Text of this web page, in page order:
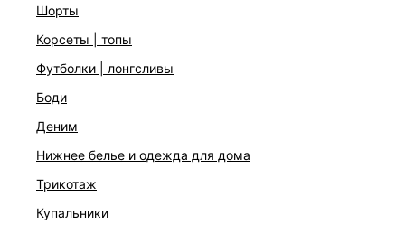
шорты
корсеты | топы
футболки | лонгсливы
боди
деним
нижнее белье и одежда для дома
трикотаж
купальники
Прямой крой
Длина мини
Круглый вырез
Рукава с драпировкой на плечах
Три цвета: молочный, черный и шоколадный
На модели размер 44. Крой модели соответствует
стандартному размеру.